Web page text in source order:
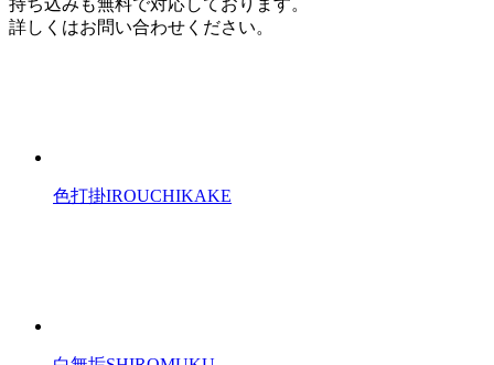
詳しくはお問い合わせください。
色打掛IROUCHIKAKE